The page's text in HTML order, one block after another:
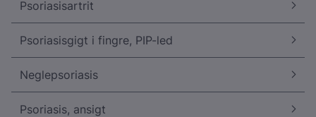
Psoriasisartrit
Psoriasisgigt i fingre, PIP-led
Neglepsoriasis
Psoriasis, ansigt